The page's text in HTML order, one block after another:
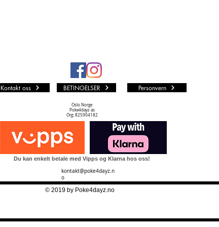
Kontakt oss BETINGELSER Personvern
Oslo Norge
Poke4dayz as
Org: 825904182
Du kan enkelt betale med Vipps og Klarna hos oss!
kontakt@poke4dayz.n
o
© 2019 by Poke4dayz.no